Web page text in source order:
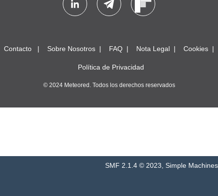
Contacto Sobre Nosotros FAQ Nota Legal Cookies
Política de Privacidad
© 2024 Meteored. Todos los derechos reservados
SMF 2.1.4 © 2023, Simple Machines